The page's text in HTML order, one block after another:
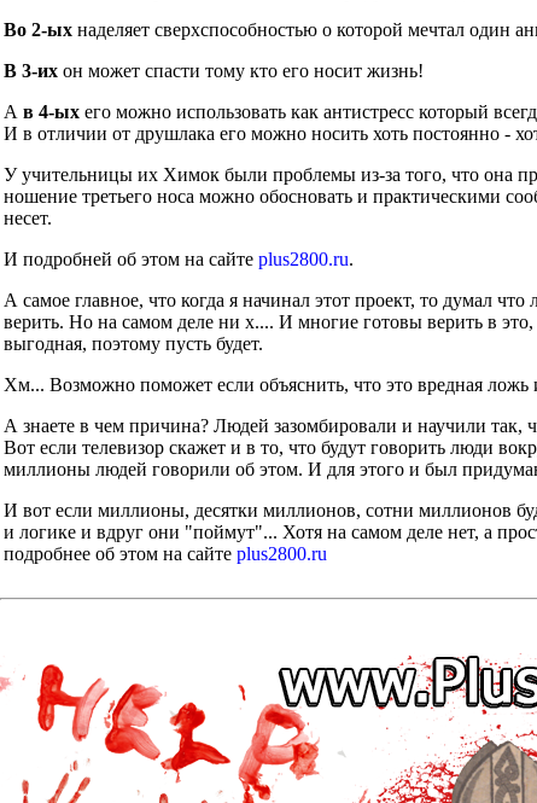
Во 2-ых наделяет сверхспособностью о которой мечтал один
В 3-их он может спасти тому кто его носит жизнь!
А в 4-ых его можно использовать как антистресс который
И в отличии от друшлака его можно носить хоть постоянно -
У учительницы их Химок были проблемы из-за того, что она
ношение третьего носа можно обосновать и практическими
несет.
И подробней об этом на сайте plus2800.ru.
А самое главное, что когда я начинал этот проект, то думал
верить. Но на самом деле ни х.... И многие готовы верить в
выгодная, поэтому пусть будет.
Хм... Возможно поможет если объяснить, что это вредная
А знаете в чем причина? Людей зазомбировали и научили
Вот если телевизор скажет и в то, что будут говорить люди
миллионы людей говорили об этом. И для этого и был
И вот если миллионы, десятки миллионов, сотни миллионов
и логике и вдруг они "поймут"... Хотя на самом деле нет, а
подробнее об этом на сайте plus2800.ru